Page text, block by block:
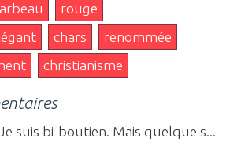
rouge
chars
renommée
christianisme
suis bi-boutien. Mais quelque s...